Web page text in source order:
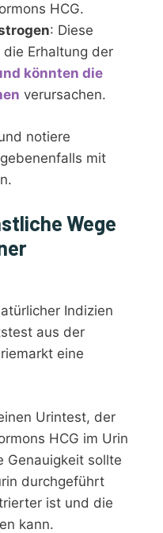
HCG.
: Diese
Erhaltung der
könnten die
verursachen.
notiere
mit
Wege
Indizien
aus der
eine
Urintest, der
HCG im Urin
Genauigkeit sollte
durchgeführt
ist und die
kann.